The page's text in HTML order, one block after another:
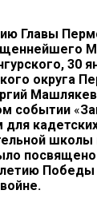
Главы
30
округа
событии «
для
школы
Победы